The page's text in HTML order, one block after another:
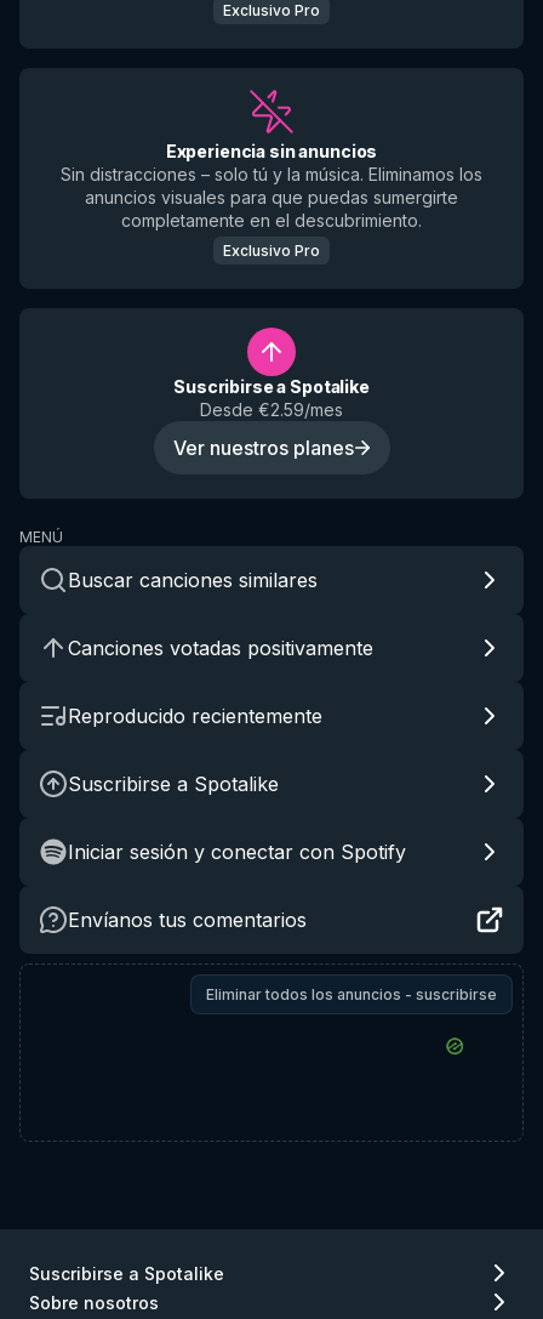
Exclusivo Pro
Experiencia sin anuncios
Sin distracciones – solo tú y la música. Eliminamos los
anuncios visuales para que puedas sumergirte
completamente en el descubrimiento.
Exclusivo Pro
Suscribirse a Spotalike
Desde €2.59/mes
Ver nuestros planes
MENÚ
Buscar canciones similares
Canciones votadas positivamente
Reproducido recientemente
Suscribirse a Spotalike
Iniciar sesión y conectar con Spotify
Envíanos tus comentarios
Eliminar todos los anuncios - suscribirse
Suscribirse a Spotalike
Sobre nosotros